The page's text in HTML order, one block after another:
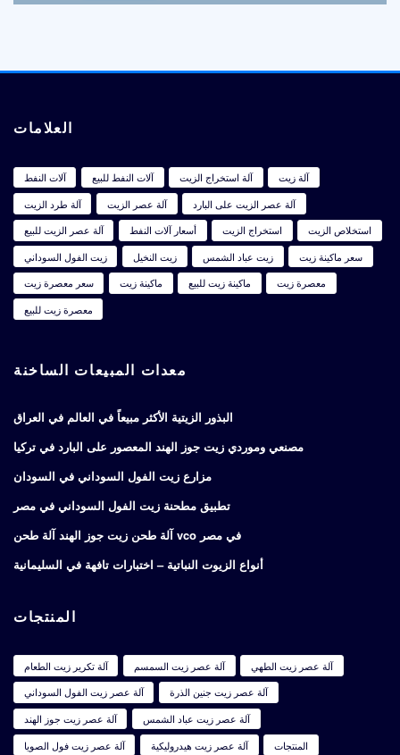
العلامات
آلات النفط آلات النفط للبيع آلة استخراج الزيت
آلة زيت
آلة طرد الزيت
آلة عصر الزيت
آلة عصر الزيت على البارد
آلة عصر الزيت للبيع
أسعار آلات النفط استخراج الزيت
استخلاص الزيت
زيت الفول السوداني
زيت النخيل زيت عباد الشمس
سعر ماكينة زيت
سعر معصرة زيت
ماكينة زيت ماكينة زيت للبيع
معصرة زيت
معصرة زيت للبيع
معدات المبيعات الساخنة
البذور الزيتية الأكثر مبيعاً في العالم في العراق
مصنعي وموردي زيت جوز الهند المعصور على البارد في تركيا
مزارع زيت الفول السوداني في السودان
تطبيق مطحنة زيت الفول السوداني في مصر
آلة طحن زيت جوز الهند آلة طحن vco في مصر
أنواع الزيوت النباتية – اختبارات تافهة في السليمانية
المنتجات
آلة تكرير زيت الطعام آلة عصر زيت السمسم
آلة عصر زيت الطهي
آلة عصر زيت الفول السوداني
آلة عصر زيت جنين الذرة
آلة عصر زيت جوز الهند
آلة عصر زيت عباد الشمس
آلة عصر زيت فول الصويا
آلة عصر زيت هيدروليكية المنتجات